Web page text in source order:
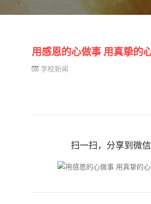
用感恩的心做事 用真挚的
学校新闻
扫一扫，分享到微信